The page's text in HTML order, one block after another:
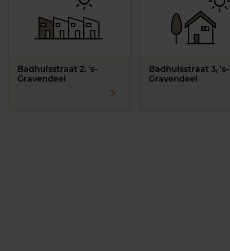
Badhuisstraat 2, 's-
Gravendeel
Badhuisstraat 3, 's-
Gravendeel